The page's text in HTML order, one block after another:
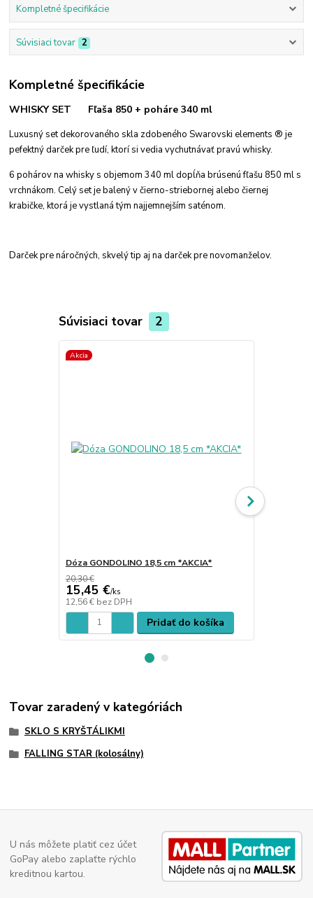
Kompletné špecifikácie
Súvisiaci tovar 2
Kompletné špecifikácie
WHISKY SET Fľaša 850 + poháre 340 ml
Luxusný set dekorovaného skla zdobeného Swarovski elements ® je
pefektný darček pre ľudí, ktorí si vedia vychutnávať pravú whisky.
6 pohárov na whisky s objemom 340 ml dopĺňa brúsenú fľašu 850 ml s
vrchnákom. Celý set je balený v čierno-striebornej alebo čiernej
krabičke, ktorá je vystlaná tým najjemnejším saténom.
Darček pre náročných, skvelý tip aj na darček pre novomanželov.
Súvisiaci tovar 2
Akcia
Dóza GONDOLINO 18,5 cm *AKCIA*
20,30 €
15,45 €/ks
12,56 € bez DPH
Pridať do košíka
Tovar zaradený v kategóriách
SKLO S KRYŠTÁLIKMI
FALLING STAR (kolosálny)
U nás môžete platiť cez účet
GoPay alebo zaplaťte rýchlo
kreditnou kartou.